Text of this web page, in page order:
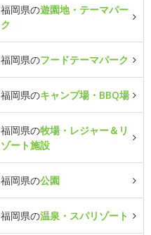
福岡県の遊園地・テーマパー
ク
福岡県のフードテーマパーク
福岡県のキャンプ場・BBQ場
福岡県の牧場・レジャー＆リ
ゾート施設
福岡県の公園
福岡県の温泉・スパリゾート